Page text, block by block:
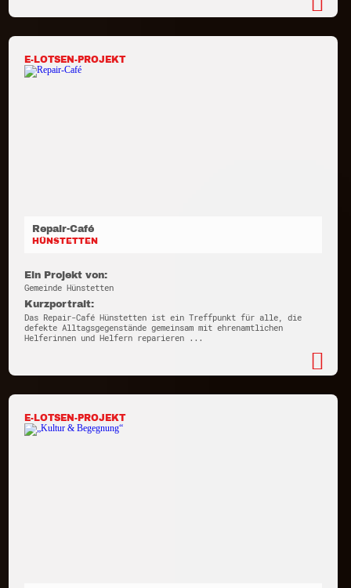
E-LOTSEN-PROJEKT
Repair-Café
HÜNSTETTEN
Ein Projekt von:
Gemeinde Hünstetten
Kurzportrait:
Das Repair-Café Hünstetten ist ein Treffpunkt für alle, die
defekte Alltagsgegenstände gemeinsam mit ehrenamtlichen
Helferinnen und Helfern reparieren ...
E-LOTSEN-PROJEKT